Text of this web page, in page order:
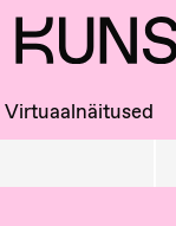
Virtuaalnäitused